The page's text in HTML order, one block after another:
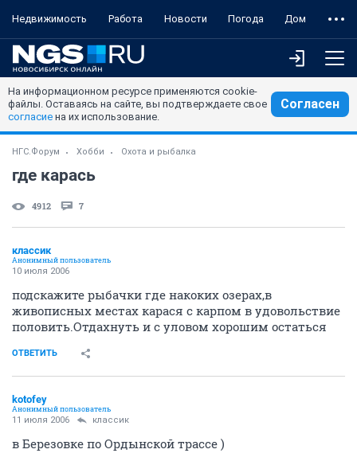
Недвижимость Работа Новости Погода Дом
На информационном ресурсе применяются cookie-
файлы. Оставаясь на сайте, вы подтверждаете свое
согласие на их использование.
Согласен
НГС.Форум Хобби Охота и рыбалка
где карась
4912 7
классик
Анонимный пользователь
10 июля 2006
подскажите рыбачки где накоких озерах,в
живописных местах карася с карпом в удовольствие
половить.Отдахнуть и с уловом хорошим остаться
ОТВЕТИТЬ
kotofey
Анонимный пользователь
11 июля 2006 классик
в Березовке по Ордынской трассе )